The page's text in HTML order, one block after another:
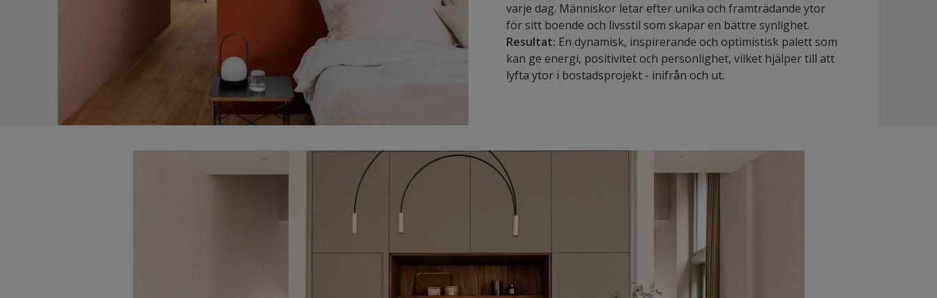
varje dag. Människor letar efter unika och framträdande ytor
för sitt boende och livsstil som skapar en bättre synlighet.
Resultat: En dynamisk, inspirerande och optimistisk palett som
kan ge energi, positivitet och personlighet, vilket hjälper till att
lyfta ytor i bostadsprojekt - inifrån och ut.